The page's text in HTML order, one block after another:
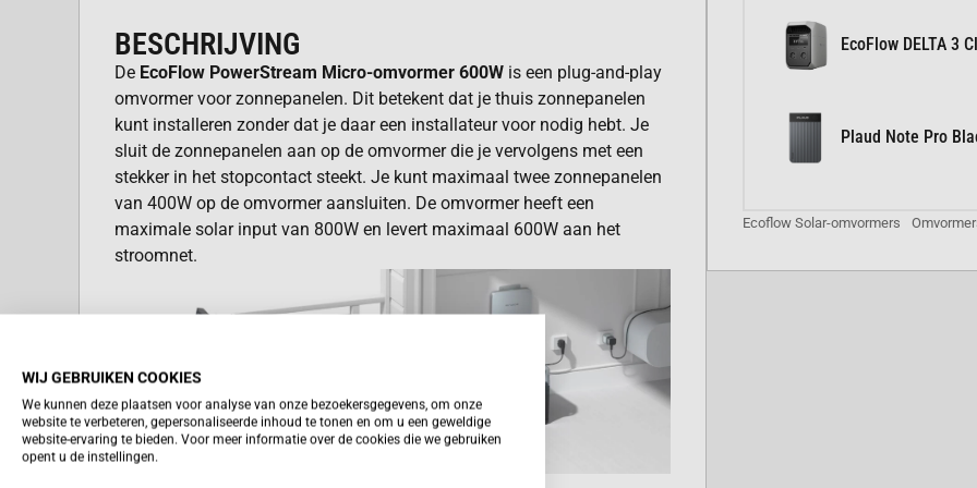
BESCHRIJVING
De EcoFlow PowerStream Micro-omvormer 600W is een plug-and-play
omvormer voor zonnepanelen. Dit betekent dat je thuis zonnepanelen
kunt installeren zonder dat je daar een installateur voor nodig hebt. Je
sluit de zonnepanelen aan op de omvormer die je vervolgens met een
stekker in het stopcontact steekt. Je kunt maximaal twee zonnepanelen
van 400W op de omvormer aansluiten. De omvormer heeft een
maximale solar input van 800W en levert maximaal 600W aan het
stroomnet.
EcoFlow DELTA 3
Plaud Note Pro
Ecoflow Solar-omvormers
WIJ GEBRUIKEN COOKIES
We kunnen deze plaatsen voor analyse van onze bezoekersgegevens, om onze
website te verbeteren, gepersonaliseerde inhoud te tonen en om u een geweldige
website-ervaring te bieden. Voor meer informatie over de cookies die we gebruiken
opent u de instellingen.